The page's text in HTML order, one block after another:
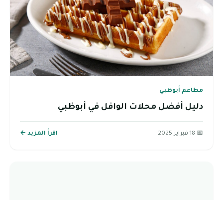
مطاعم أبوظبي
دليل أفضل محلات الوافل في أبوظبي
📅 18 فبراير 2025 اقرأ المزيد ←